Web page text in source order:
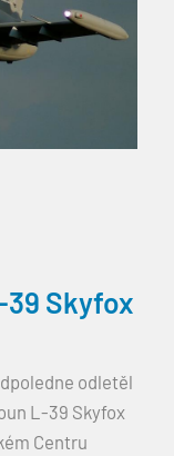
Skyfox
odletěl
L-39 Skyfox
Centru